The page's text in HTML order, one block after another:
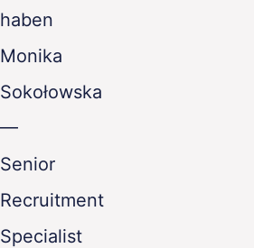
haben
Monika
Sokołowska
—
Senior
Recruitment
Specialist